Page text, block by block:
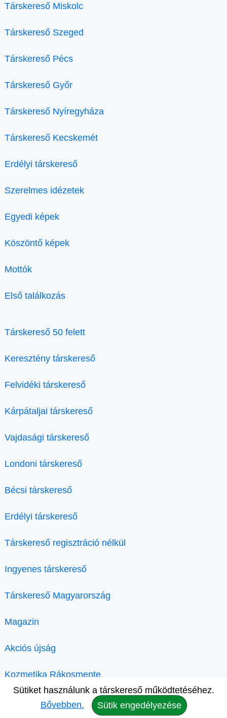
Társkereső Miskolc
Társkereső Szeged
Társkereső Pécs
Társkereső Győr
Társkereső Nyíregyháza
Társkereső Kecskemét
Erdélyi társkereső
Szerelmes idézetek
Egyedi képek
Köszöntő képek
Mottók
Első találkozás
Társkereső 50 felett
Keresztény társkereső
Felvidéki társkereső
Kárpátaljai társkereső
Vajdasági társkereső
Londoni társkereső
Bécsi társkereső
Erdélyi társkereső
Társkereső regisztráció nélkül
Ingyenes társkereső
Társkereső Magyarország
Magazin
Akciós újság
Kozmetika Rákosmente
Sütiket használunk a társkereső működtetéséhez.
Bővebben.
Sütik engedélyezése